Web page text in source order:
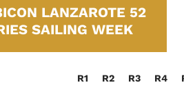
LANZAROTE 52
SAILING WEEK
R1 R2 R3 R4